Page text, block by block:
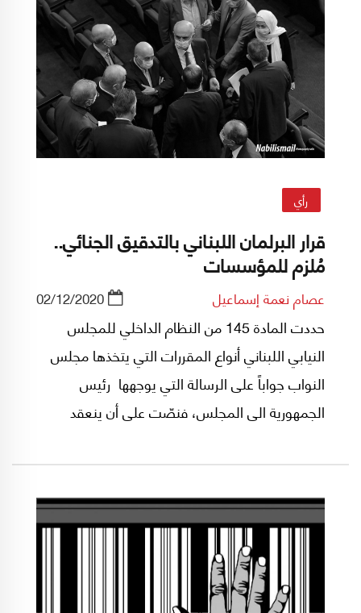
رأي
قرار البرلمان اللبناني بالتدقيق الجنائي..
مُلزم للمؤسسات
عصام نعمة إسماعيل 02/12/2020
حددت المادة 145 من النظام الداخلي للمجلس
النيابي اللبناني أنواع المقررات التي يتخذها مجلس
النواب جواباً على الرسالة التي يوجهها رئيس
الجمهورية الى المجلس، فنصّت على أن ينعقد
واتخاذ الموقف أو الإجراء أو القرار المناسب.